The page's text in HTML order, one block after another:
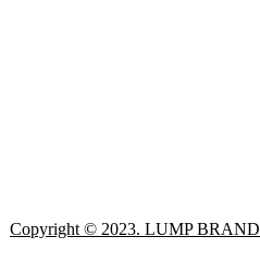
Copyright © 2023. LUMP BRAND